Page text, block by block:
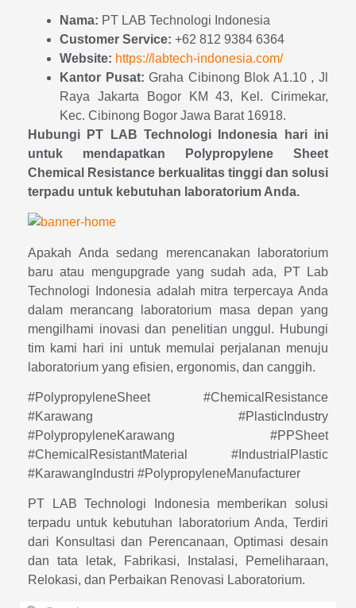
Nama: PT LAB Technologi Indonesia
Customer Service: +62 812 9384 6364
Website: https://labtech-indonesia.com/
Kantor Pusat: Graha Cibinong Blok A1.10 , Jl
Raya Jakarta Bogor KM 43, Kel. Cirimekar,
Kec. Cibinong Bogor Jawa Barat 16918.
Hubungi PT LAB Technologi Indonesia hari ini
untuk mendapatkan Polypropylene Sheet
Chemical Resistance berkualitas tinggi dan solusi
terpadu untuk kebutuhan laboratorium Anda.
Apakah Anda sedang merencanakan laboratorium
baru atau mengupgrade yang sudah ada, PT Lab
Technologi Indonesia adalah mitra terpercaya Anda
dalam merancang laboratorium masa depan yang
mengilhami inovasi dan penelitian unggul. Hubungi
tim kami hari ini untuk memulai perjalanan menuju
laboratorium yang efisien, ergonomis, dan canggih.
#PolypropyleneSheet #ChemicalResistance
#Karawang #PlasticIndustry
#PolypropyleneKarawang #PPSheet
#ChemicalResistantMaterial #IndustrialPlastic
#KarawangIndustri #PolypropyleneManufacturer
PT LAB Technologi Indonesia memberikan solusi
terpadu untuk kebutuhan laboratorium Anda, Terdiri
dari Konsultasi dan Perencanaan, Optimasi desain
dan tata letak, Fabrikasi, Instalasi, Pemeliharaan,
Relokasi, dan Perbaikan Renovasi Laboratorium.